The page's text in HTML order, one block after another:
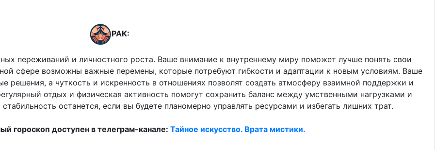
РАК:
переживаний и личностного роста. Ваше внимание к внутреннему миру поможет лучше понять свои
сфере возможны важные перемены, которые потребуют гибкости и адаптации к новым условиям. Ваше
решения, а чуткость и искренность в отношениях позволят создать атмосферу взаимной поддержки и
отдых и физическая активность помогут сохранить баланс между умственными нагрузками и
останется, если вы будете планомерно управлять ресурсами и избегать лишних трат.
гороскоп доступен в телеграм-канале: Тайное искусство. Врата мистики.